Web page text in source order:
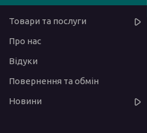
Товари та послуги
Про нас
Відуки
Повернення та обмін
Новини